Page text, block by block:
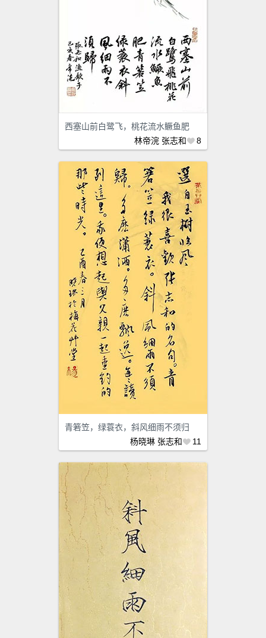
西塞山前白鹭飞，桃花流水鳜鱼肥
林帝浣 张志和 8
青箬笠，绿蓑衣，斜风细雨不须归
杨晓琳 张志和 11